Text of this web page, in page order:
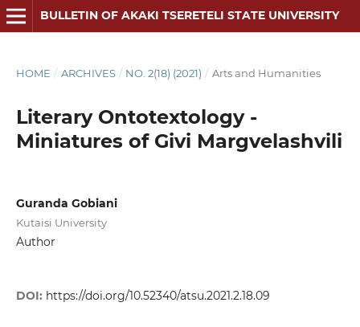
BULLETIN OF AKAKI TSERETELI STATE UNIVERSITY
HOME / ARCHIVES / NO. 2(18) (2021) / Arts and Humanities
Literary Ontotextology -
Miniatures of Givi Margvelashvili
Guranda Gobiani
Kutaisi University
Author
DOI: https://doi.org/10.52340/atsu.2021.2.18.09